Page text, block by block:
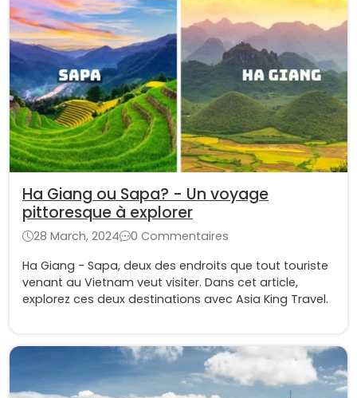
Ha Giang ou Sapa? - Un voyage
pittoresque à explorer
28 March, 2024
0 Commentaires
Ha Giang - Sapa, deux des endroits que tout touriste
venant au Vietnam veut visiter. Dans cet article,
explorez ces deux destinations avec Asia King Travel.